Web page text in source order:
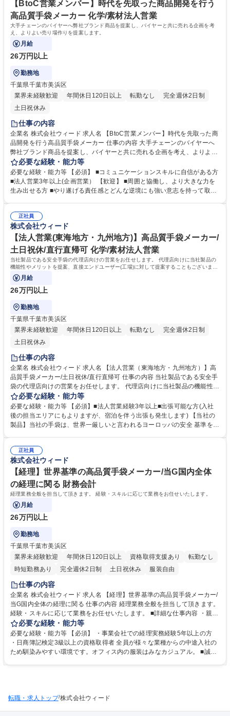
【BtoC営業メンバー】時代を先取った商品開発を行う
高品質手袋メーカー 化学/素材法人営業
大手チェーンのバイヤーへ弊社ブランド商品を提案し、バイヤーと共に売れる企画を考
え、よりよい売り場作りを提案します。
月給
26万円以上
勤務地
千葉県千葉市美浜区
業界未経験歓迎
年間休日120日以上 転勤なし
完全週休2日制
土日祝休み
仕事の内容
企業名 株式会社ウィード 求人名 【BtoC営業メンバー】時代を先取った商
品開発を行う高品質手袋メーカー 仕事の内容 大手チェーンのバイヤーへ
弊社ブランド商品を提案し、バイヤーと共に売れる企画を考え、よりよい
売り場作りを提案します。 【業務内容詳細】ホームセンター/ドッラグス
トア/コンビニエンスストアなどのリテールショップ本部への営業活動が主
な業務となり、取引先バイヤーと共に商品を企画・開発し、中国の合弁工
場の生産管理までトータルに行う仕事です。【入社後の流れ】当初は先輩
業メンバー】時代を先取った商品開発を行う高品質手袋メーカー
必要な経験・能力等
必要な経験・能力等 【必須】 ■コミュニケーションスキルに自信がある方
■法人営業3年以上(企画営業） 【歓迎】 ■周囲と協働し、より大きな力を
生み出せる方 ■やり遂げる責任感とどんな逆境にも強い意志を持って取り
大 専修学校 高校 語学力： 資格：第一種運転免許普通自動車
正社員
株式会社ウィード
【法人営業(東海地方・九州地方)】高品質手袋メーカー/
土日祝休/直行直帰可 化学/素材法人営業
当社製品である安全手袋の代理店向けの営業をお任せします。 代理店向けに当社製品の
機能性やメリットを提案、直接エンドユーザー(工場)に対して提案することもございま
す。
月給
26万円以上
勤務地
千葉県千葉市美浜区
業界未経験歓迎
年間休日120日以上 転勤なし
完全週休2日制
土日祝休み
仕事の内容
企業名 株式会社ウィード 求人名 【法人営業（東海地方・九州地方）】高
品質手袋メーカー/土日祝休/直行直帰可 仕事の内容 当社製品である安全手
袋の代理店向けの営業をお任せします。 代理店向けに当社製品の機能性や
メリットを提案、直接エンドユーザー(工場)に対して提案することもござ
います。 同時にエンドユーザーの要望を生産部門にフィードバックし、新
しい商品開発につながる情報の収集も大切な任務になります。 【働き方】
基本的には毎週月曜は出社、火曜から金曜は直行直帰や出張でユーザーを
方・九州地方）】高品質手袋メーカー/土日祝休/直行直帰可
必要な経験・能力等
必要な経験・能力等 【必須】■法人営業経験3年以上■出張可能な方(入社
後の担当エリアにもよりますが、宿泊を伴う出張も発生します) 【当社の
製品】当社の手袋は、世界一厳しいと言われるヨーロッパの安全 基準を満
提案できる強みがあります。なかでも「特殊すべり止め加工」「人間工学
に基づいた手形の設計」「防水性や耐油性などの付加機能」はお客様から
支持して頂ける大きな理由となっております。海外でも通用する高品質商
品のニーズが高まっており、今後も拡大見込みです。 学歴・資格 学歴：
大学院 大学 高専 短大 専修学校 高校 語学力： 資格：第一種運転免許普通
自動車
正社員
株式会社ウィード
【経理】世界基準の高品質手袋メーカー/当G国内全体
の経理に関る 財務会計
経理業務全般を担当して頂きます。 経験・スキルに応じて業務をお任せいたします。
月給
26万円以上
勤務地
千葉県千葉市美浜区
業界未経験歓迎
年間休日120日以上 資格取得支援あり
転勤なし
時短勤務あり
完全週休2日制 土日祝休み 服装自由
仕事の内容
企業名 株式会社ウィード 求人名 【経理】世界基準の高品質手袋メーカー/
当G国内全体の経理に関る 仕事の内容 経理業務全般を担当して頂きます。
経験・スキルに応じて業務をお任せいたします。 ■詳細な仕事内容 ・親会
社含む、国内グループ会社の経理業務 ・月次・年次決算対応 ・仕訳・伝
票処理、経費精算 ・請求書管理、入出金管理 ・支払管理 ・固定資産管理
・帳票作成などの社内業務 ・その他バックオフィス業務（総務・購買な
ど） 従事すべき業務の変更の範囲：経理関連業務に一貫して携わって頂き
必要な経験・能力等
必要な経験・能力等 【必須】 ・事業会社での経理実務経験5年以上の方
・日商簿記検定3級以上の資格取得者 全員が様々な業種からの中途入社の
ため馴染みやすい環境です。オフィス内の服装はみなカジュアル。 ■誠実
転職・求人トップ/株式会社ウィード